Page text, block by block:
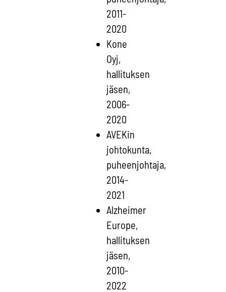
2011-
2020
Kone
Oyj,
hallituksen
jäsen,
2006-
2020
AVEKin
johtokunta,
puheenjohtaja,
2014-
2021
Alzheimer
Europe,
hallituksen
jäsen,
2010-
2022